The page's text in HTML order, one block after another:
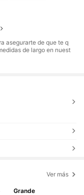
asegurarte de que te q
de largo en nuest
Ver más
Grande